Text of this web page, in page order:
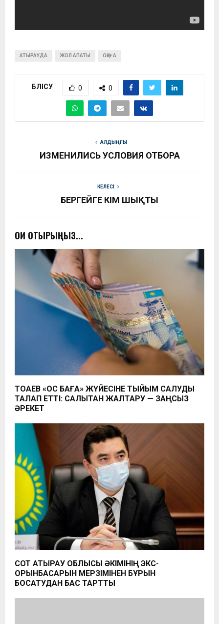
АТЫРАУДА ЖОЛ АПАТЫ ОҚИҒА
БӨЛІСУ 0 0
АЛДЫҢҒЫ
ИЗМЕНИЛИСЬ УСЛОВИЯ ОТБОРА
КЕЛЕСІ
БЕРГЕЙГЕ ҮКІМ ШЫҚТЫ
ОҚИ ОТЫРЫҢЫЗ...
ТОҚАЕВ «ҚОС БАҒА» ЖҮЙЕСІНЕ ТЫЙЫМ САЛУДЫ
ТАЛАП ЕТТІ: САЛЫҚТАН ЖАЛТАРУ — ЗАҢСЫЗ
ӘРЕКЕТ
СОТ АТЫРАУ ОБЛЫСЫ ӘКІМІНІҢ ЭКС-
ОРЫНБАСАРЫН МЕРЗІМІНЕН БҰРЫН
БОСАТУДАН БАС ТАРТТЫ